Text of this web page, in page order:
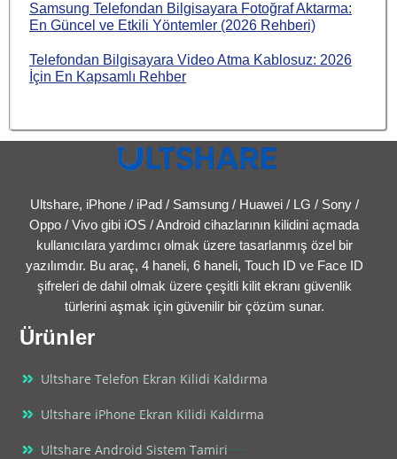
Samsung Telefondan Bilgisayara Fotoğraf Aktarma:
En Güncel ve Etkili Yöntemler (2026 Rehberi)
Telefondan Bilgisayara Video Atma Kablosuz: 2026
İçin En Kapsamlı Rehber
Ultshare, iPhone / iPad / Samsung / Huawei / LG / Sony /
Oppo / Vivo gibi iOS / Android cihazlarının kilidini açmada
kullanıcılara yardımcı olmak üzere tasarlanmış özel bir
yazılımdır. Bu araç, 4 haneli, 6 haneli, Touch ID ve Face ID
şifreleri de dahil olmak üzere çeşitli kilit ekranı güvenlik
türlerini aşmak için güvenilir bir çözüm sunar.
Ürünler
Ultshare Telefon Ekran Kilidi Kaldırma
Ultshare iPhone Ekran Kilidi Kaldırma
Ultshare Android Sistem Tamiri